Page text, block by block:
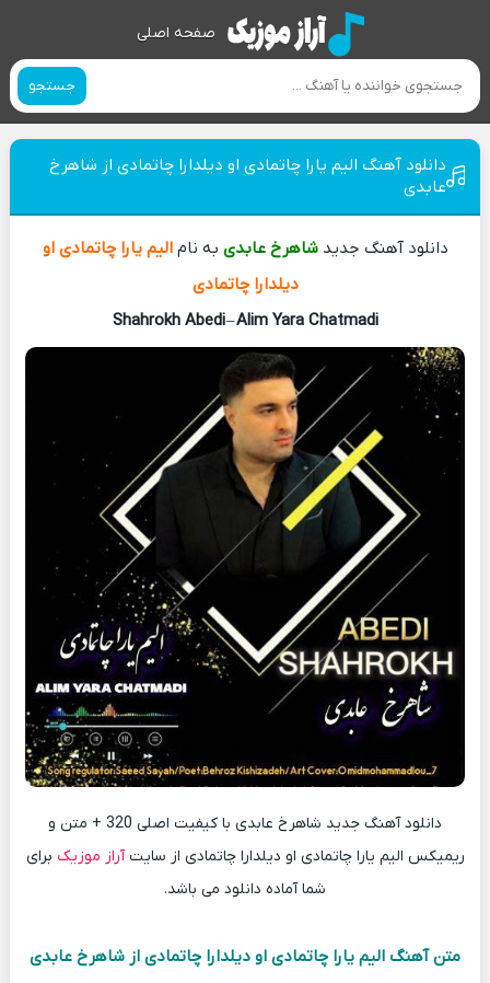
صفحه اصلی
جستجو
دانلود آهنگ الیم یارا چاتمادی او دیلدارا چاتمادی از شاهرخ
عابدی
دانلود آهنگ جدیدشاهرخ عابدی به نامالیم یارا چاتمادی او
دیلدارا چاتمادی
Shahrokh Abedi–Alim Yara Chatmadi
دانلود آهنگ جدید شاهرخ عابدی با کیفیت اصلی 320 + متن و
ریمیکس الیم یارا چاتمادی او دیلدارا چاتمادی از سایتآراز موزیک برای
شما آماده دانلود می باشد.
متن آهنگ الیم یارا چاتمادی او دیلدارا چاتمادی از شاهرخ عابدی